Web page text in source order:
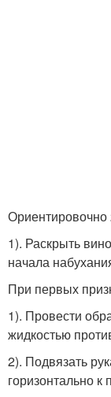
1). Раскрыть
начала
При первых
1). Провести
жидкостью
2). Подвязать
горизонтально